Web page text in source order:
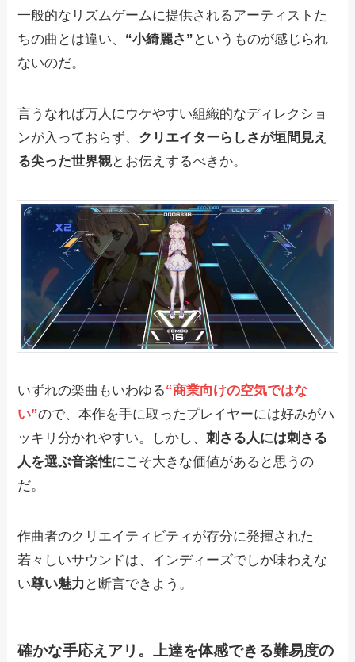
一般的なリズムゲームに提供されるアーティストた
ちの曲とは違い、 “小綺麗さ” というものが感じられ
ないのだ。
言うなれば万人にウケやすい組織的なディレクショ
ンが入っておらず、 クリエイターらしさが垣間見え
る尖った世界観とお伝えするべきか。
いずれの楽曲もいわゆる“商業向けの空気ではな
い”ので、本作を手に取ったプレイヤーには好みがハ
ッキリ分かれやすい。しかし、刺さる人には刺さる
人を選ぶ音楽性にこそ大きな価値があると思うの
だ。
作曲者のクリエイティビティが存分に発揮された
若々しいサウンドは、インディーズでしか味わえな
い尊い魅力 と断言できよう。
確かな手応えアリ。上達を体感できる難易度の